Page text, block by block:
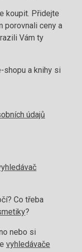
koupit. Přidejte
porovnali ceny a
Vám ty
shopu a knihy si
údajů
Co třeba
?
nebo si
vyhledávače